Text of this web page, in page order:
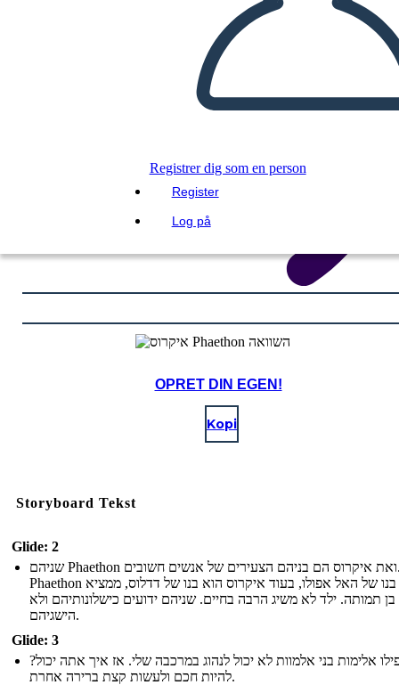
Registrer dig som en person
Register
Log på
OPRET DIN EGEN!
Kopi
Storyboard Tekst
Glide: 2
שניהם Phaethon ואת איקרוס הם בניהם הצעירים של אנשים חשובים.
Phaethon הוא בנו של האל אפולו, בעוד איקרוס הוא בנו של דדלוס, ממציא
תמותה. ילד לא משיג הרבה בחיים. שניהם ידועים כישלונותיהם ולא
הישגיהם.
Glide: 3
אלימות בני אלמוות לא יכול לנהוג במרכבה שלי. אז איך אתה יכול?
להיות חכם ולעשות קצת ברירה אחרת.